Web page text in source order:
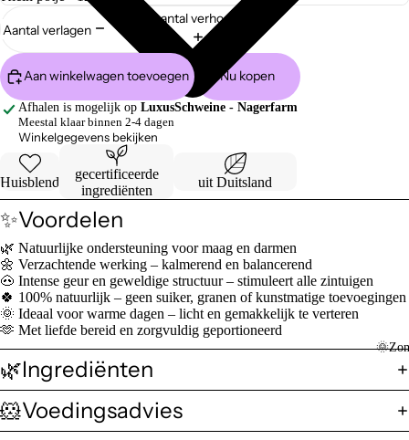
Aantal verlagen
Aantal verhogen
Aan winkelwagen toevoegen Nu kopen
Afhalen is mogelijk op LuxusSchweine - Nagerfarm
Meestal klaar binnen 2-4 dagen
Winkelgegevens bekijken
Huisblend
gecertificeerde
ingrediënten
uit Duitsland
✨Voordelen
🌿 Natuurlijke ondersteuning voor maag en darmen
🌼 Verzachtende werking – kalmerend en balancerend
🐽 Intense geur en geweldige structuur – stimuleert alle zintuigen
🍀 100% natuurlijk – geen suiker, granen of kunstmatige toevoegingen
🌞 Ideaal voor warme dagen – licht en gemakkelijk te verteren
🫶 Met liefde bereid en zorgvuldig geportioneerd
🌿Ingrediënten
🐹Voedingsadvies